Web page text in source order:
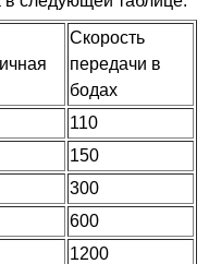
Скорость
передачи в
бодах
110
150
300
600
1200